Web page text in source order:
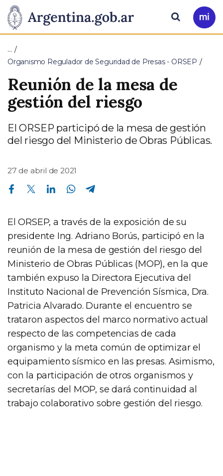
Presidencia
de
la
Nación
Pasar al contenido principal
Ir
a
Buscar
…
Organismo Regulador de Seguridad de Presas - ORSEP
Reunión de la mesa de
gestión del riesgo
El ORSEP participó de la mesa de gestión
del riesgo del Ministerio de Obras Públicas.
27 de abril de 2021
Compartir en Facebook Compartir en Twitter Compartir en Linkedin Compartir en Whatsapp
El ORSEP, a través de la exposición de su
presidente Ing. Adriano Borús, participó en la
reunión de la mesa de gestión del riesgo del
Ministerio de Obras Públicas (MOP), en la que
también expuso la Directora Ejecutiva del
Instituto Nacional de Prevención Sísmica, Dra.
Patricia Alvarado. Durante el encuentro se
trataron aspectos del marco normativo actual
respecto de las competencias de cada
organismo y la meta común de optimizar el
equipamiento sísmico en las presas. Asimismo,
con la participación de otros organismos y
secretarías del MOP, se dará continuidad al
trabajo colaborativo sobre gestión del riesgo.